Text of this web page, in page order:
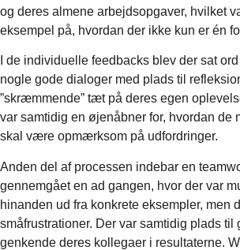
og deres almene arbejdsopgaver, hvilket
eksempel på, hvordan der ikke kun er én
I de individuelle feedbacks blev der sat
nogle gode dialoger med plads til
”skræmmende” tæt på deres egen
var samtidig en øjenåbner for, hvordan de
skal være opmærksom på udfordringer.
Anden del af processen indebar en
gennemgået en ad gangen, hvor der var
hinanden ud fra konkrete eksempler,
småfrustrationer. Der var samtidig plads
genkende deres kollegaer i resultaterne.